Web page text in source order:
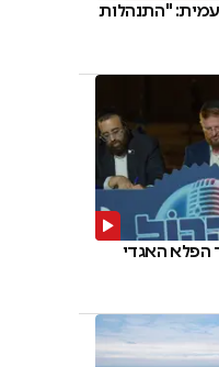
"התנהלות
הפלא האגדי